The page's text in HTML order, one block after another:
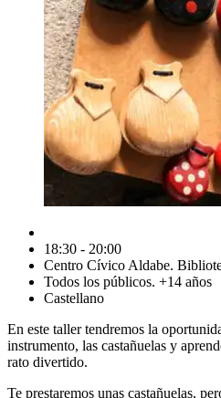
18:30 - 20:00
Centro Cívico Aldabe.
Todos los públicos. +14 años
Castellano
En este taller tendremos la
instrumento, las castañuelas y
rato divertido.
Te prestaremos unas castañuelas,